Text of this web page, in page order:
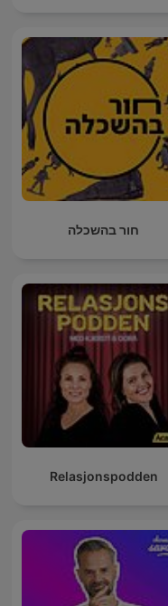
חור בהשכלה
Relasjonspodden